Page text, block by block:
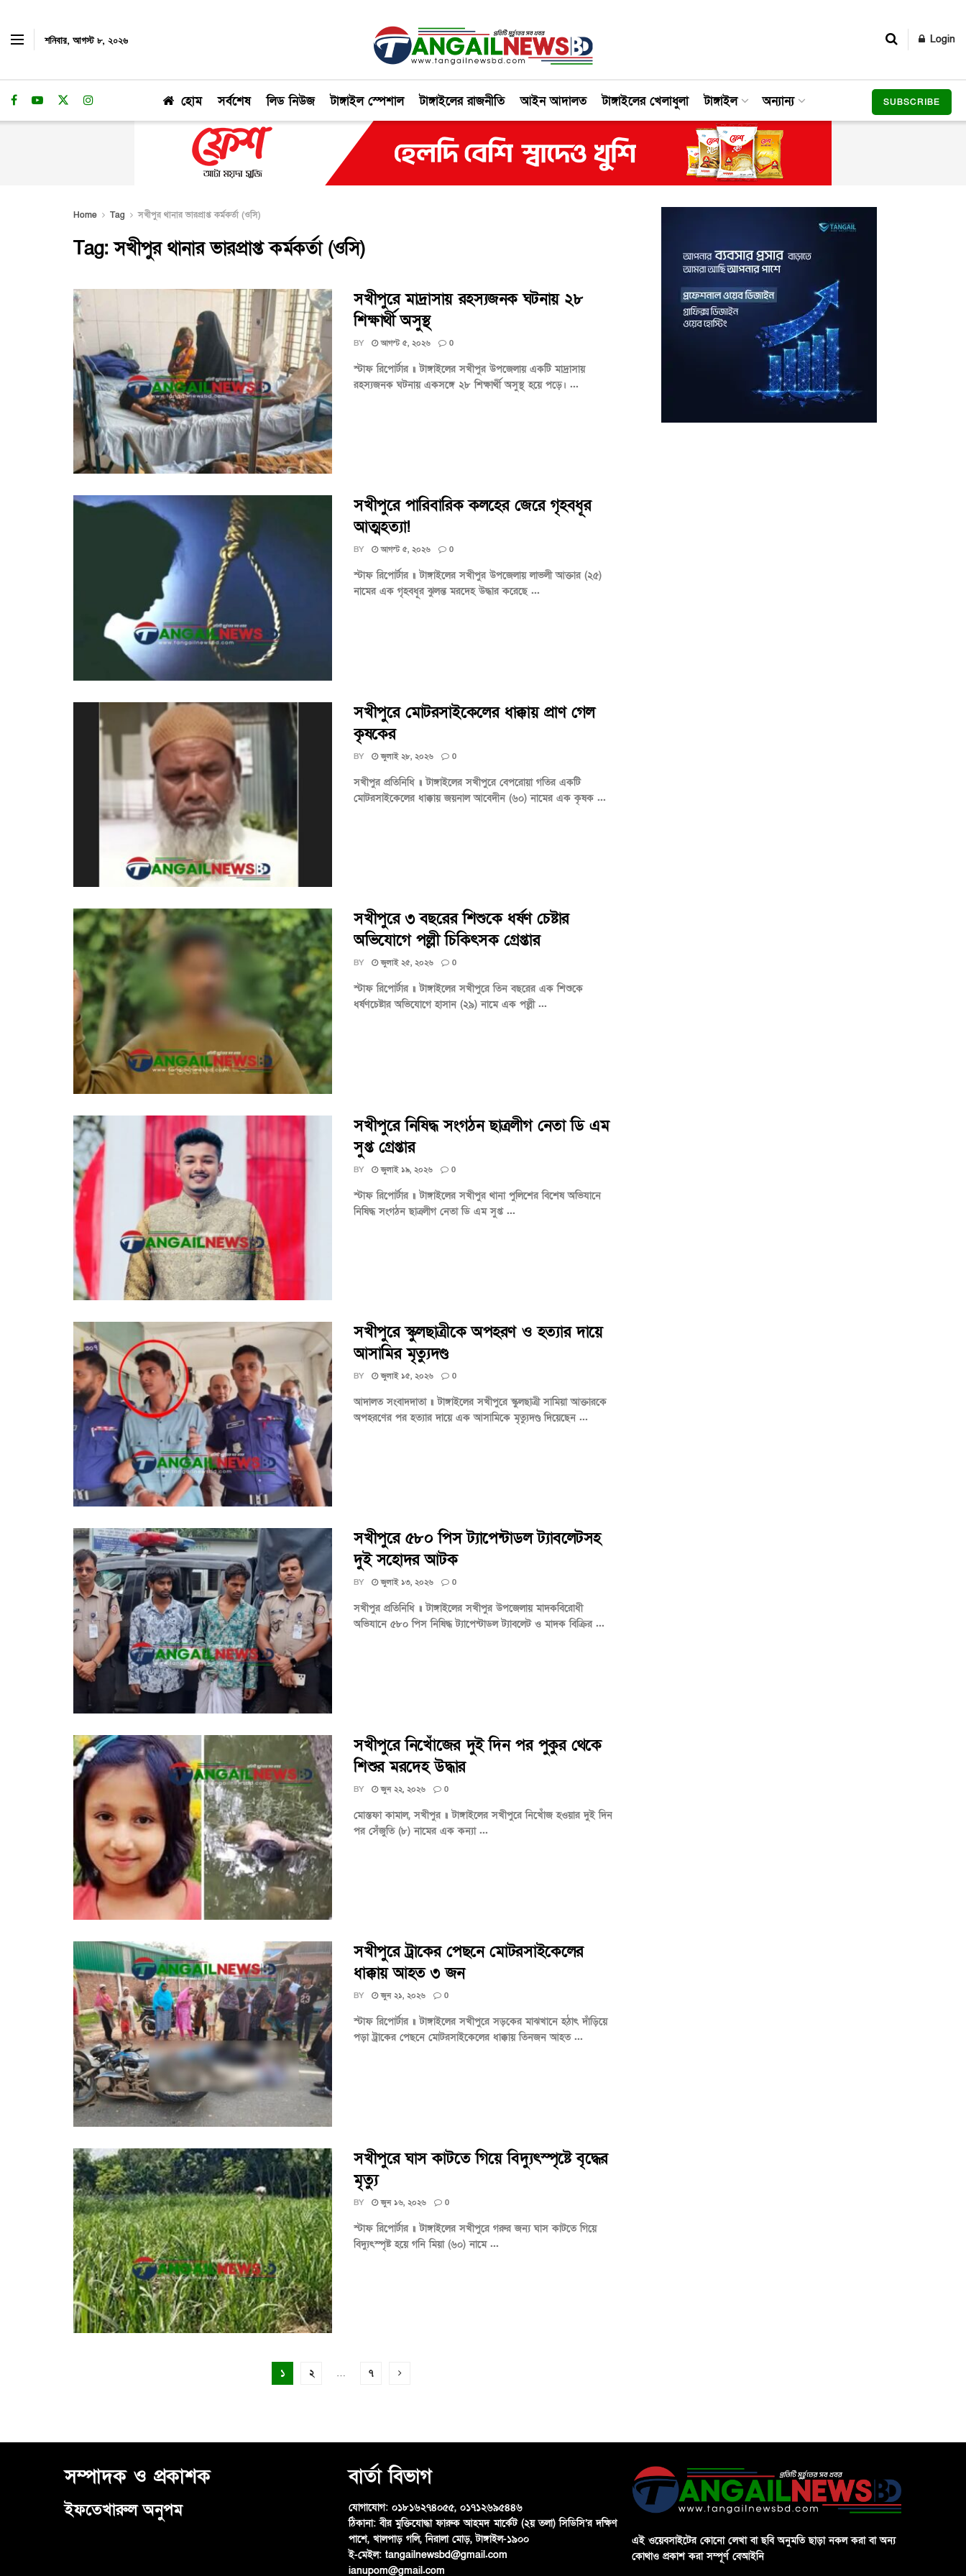
শনিবার, আগস্ট ৮, ২০২৬ Login
হোম সর্বশেষ লিড নিউজ টাঙ্গাইল স্পেশাল টাঙ্গাইলের রাজনীতি আইন আদালত টাঙ্গাইলের খেলাধুলা টাঙ্গাইল অন্যান্য SUBSCRIBE
Home Tag সখীপুর থানার ভারপ্রাপ্ত কর্মকর্তা (ওসি)
Tag:সখীপুর থানার ভারপ্রাপ্ত কর্মকর্তা (ওসি)
সখীপুরে মাদ্রাসায় রহস্যজনক ঘটনায় ২৮
শিক্ষার্থী অসুস্থ
BY আগস্ট ৫, ২০২৬ 0
স্টাফ রিপোর্টার ॥ টাঙ্গাইলের সখীপুর উপজেলায় একটি মাদ্রাসায়
রহস্যজনক ঘটনায় একসঙ্গে ২৮ শিক্ষার্থী অসুস্থ হয়ে পড়ে। ...
সখীপুরে পারিবারিক কলহের জেরে গৃহবধূর
আত্মহত্যা!
BY আগস্ট ৫, ২০২৬ 0
স্টাফ রিপোর্টার ॥ টাঙ্গাইলের সখীপুর উপজেলায় লাভলী আক্তার (২৫)
নামের এক গৃহবধূর ঝুলন্ত মরদেহ উদ্ধার করেছে ...
সখীপুরে মোটরসাইকেলের ধাক্কায় প্রাণ গেল
কৃষকের
BY জুলাই ২৮, ২০২৬ 0
সখীপুর প্রতিনিধি ॥ টাঙ্গাইলের সখীপুরে বেপরোয়া গতির একটি
মোটরসাইকেলের ধাক্কায় জয়নাল আবেদীন (৬০) নামের এক কৃষক ...
সখীপুরে ৩ বছরের শিশুকে ধর্ষণ চেষ্টার
অভিযোগে পল্লী চিকিৎসক গ্রেপ্তার
BY জুলাই ২৫, ২০২৬ 0
স্টাফ রিপোর্টার ॥ টাঙ্গাইলের সখীপুরে তিন বছরের এক শিশুকে
ধর্ষণচেষ্টার অভিযোগে হাসান (২৯) নামে এক পল্লী ...
সখীপুরে নিষিদ্ধ সংগঠন ছাত্রলীগ নেতা ডি এম
সুপ্ত গ্রেপ্তার
BY জুলাই ১৯, ২০২৬ 0
স্টাফ রিপোর্টার ॥ টাঙ্গাইলের সখীপুর থানা পুলিশের বিশেষ অভিযানে
নিষিদ্ধ সংগঠন ছাত্রলীগ নেতা ডি এম সুপ্ত ...
সখীপুরে স্কুলছাত্রীকে অপহরণ ও হত্যার দায়ে
আসামির মৃত্যুদণ্ড
BY জুলাই ১৫, ২০২৬ 0
আদালত সংবাদদাতা ॥ টাঙ্গাইলের সখীপুরে স্কুলছাত্রী সামিয়া আক্তারকে
অপহরণের পর হত্যার দায়ে এক আসামিকে মৃত্যুদণ্ড দিয়েছেন ...
সখীপুরে ৫৮০ পিস ট্যাপেন্টাডল ট্যাবলেটসহ
দুই সহোদর আটক
BY জুলাই ১৩, ২০২৬ 0
সখীপুর প্রতিনিধি ॥ টাঙ্গাইলের সখীপুর উপজেলায় মাদকবিরোধী
অভিযানে ৫৮০ পিস নিষিদ্ধ ট্যাপেন্টাডল ট্যাবলেট ও মাদক বিক্রির ...
সখীপুরে নিখোঁজের দুই দিন পর পুকুর থেকে
শিশুর মরদেহ উদ্ধার
BY জুন ২২, ২০২৬ 0
মোস্তফা কামাল, সখীপুর ॥ টাঙ্গাইলের সখীপুরে নিখোঁজ হওয়ার দুই দিন
পর সেঁজুতি (৮) নামের এক কন্যা ...
সখীপুরে ট্রাকের পেছনে মোটরসাইকেলের
ধাক্কায় আহত ৩ জন
BY জুন ২১, ২০২৬ 0
স্টাফ রিপোর্টার ॥ টাঙ্গাইলের সখীপুরে সড়কের মাঝখানে হঠাৎ দাঁড়িয়ে
পড়া ট্রাকের পেছনে মোটরসাইকেলের ধাক্কায় তিনজন আহত ...
সখীপুরে ঘাস কাটতে গিয়ে বিদ্যুৎস্পৃষ্টে বৃদ্ধের
মৃত্যু
BY জুন ১৬, ২০২৬ 0
স্টাফ রিপোর্টার ॥ টাঙ্গাইলের সখীপুরে গরুর জন্য ঘাস কাটতে গিয়ে
বিদ্যুৎস্পৃষ্ট হয়ে গনি মিয়া (৬০) নামে ...
১ ২ … ৭
সম্পাদক ও প্রকাশক
ইফতেখারুল অনুপম
বার্তা বিভাগ
যোগাযোগ: ০১৮১৬২৭৪০৫৫, ০১৭১২৬৯৫৪৪৬
ঠিকানা:বীর মুক্তিযোদ্ধা ফারুক আহমদ মার্কেট (২য় তলা) সিডিসি’র দক্ষিণ
পাশে, খালপাড় গলি, নিরালা মোড়, টাঙ্গাইল-১৯০০
ই-মেইল: tangailnewsbd@gmail.com
ianupom@gmail.com
এই ওয়েবসাইটের কোনো লেখা বা ছবি অনুমতি ছাড়া নকল করা বা অন্য
কোথাও প্রকাশ করা সম্পূর্ণ বেআইনি